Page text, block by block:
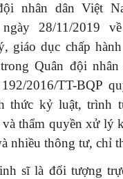
nhân dân Việt
ngày 28/11/2019
giáo dục chấp
Quân đội
2016/TT-BQP
thức kỷ luật, trình
thẩm quyền xử lý
nhiều thông tư, chỉ
sĩ là đối tượng